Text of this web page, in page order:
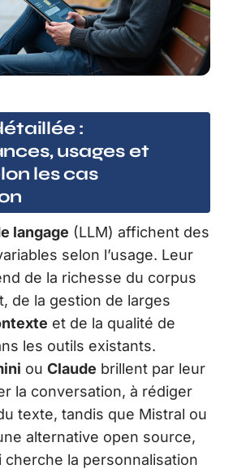
:
usages et
les cas
langage (LLM) affichent des
selon l’usage. Leur
de la richesse du corpus
de la gestion de larges
et de la qualité de
les outils existants.
ou Claude brillent par leur
la conversation, à rédiger
texte, tandis que Mistral ou
alternative open source,
cherche la personnalisation